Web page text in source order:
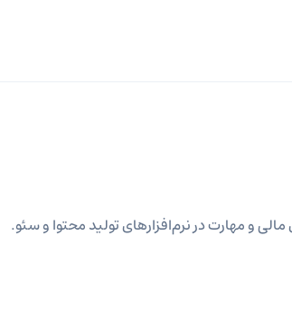
و مهارت در نرم‌افزارهای تولید محتوا و سئو.